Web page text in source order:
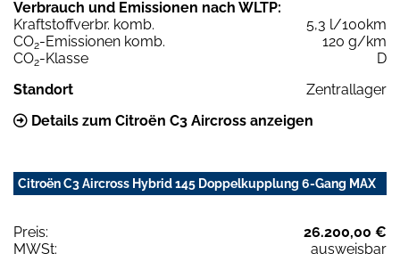
Verbrauch und Emissionen nach WLTP:
Kraftstoffverbr. komb.
5,3 l/100km
CO2-Emissionen komb.
120 g/km
CO2-Klasse
D
Standort
Zentrallager
Details zum Citroën C3 Aircross anzeigen
Citroën C3 Aircross Hybrid 145 Doppelkupplung 6-Gang MAX
Preis:
26.200,00 €
MWSt:
ausweisbar